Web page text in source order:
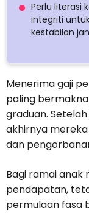
Perlu literasi
integriti
kestabilan
Menerima gaji
paling
graduan.
akhirnya
dan
Bagi ramai anak
pendapatan,
permulaan fasa